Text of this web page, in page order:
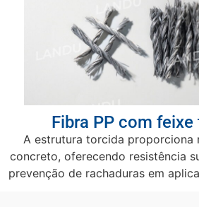
Fibra PP com
A estrutura torcida proporciona
concreto, oferecendo resistência
prevenção de rachaduras em